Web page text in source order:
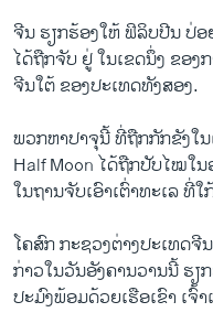
ລາຍການກະຈາຍສຽງ
ລາຍງານ
ຕິດຕາມພວກເຮົາ ທີ່
ພາສາຕ່າງໆ
ຈີນ ຮຽກຮ້ອງ​ໃຫ້ ຟິລິບ​ປີນ ປ່
ໄດ້​ຖືກ​ຈັບ ຢູ່ ໃນເຂດນຶ່ງ ຂອງ
​ຈີນ​ໃຕ້ ຂອງປະ​ເທດທັງສອງ.
ພວກຫາ​ປາຈຸນີ້ ທີ່​ຖືກ​ກັກ​ຂັງ​ໃ
Half Moon ໄດ້​ຖືກ​ປັບ​ໄໝ​ໃ
ໃນ​ຖານຈັບເອົາເຕົ່າ​ທະ​ເລ ທີ່​
ໂຄສົກ ກະຊວງຕ່າງປະ​ເທດ​ຈີ
ກ່າວໃນ​ວັນ​ອັງຄານ​ວານ​ນີ້​ ຮຽ
ປະມົງພ້ອມ​ດ້ວຍ​ເຮືອເຂົາ ເຈົ້